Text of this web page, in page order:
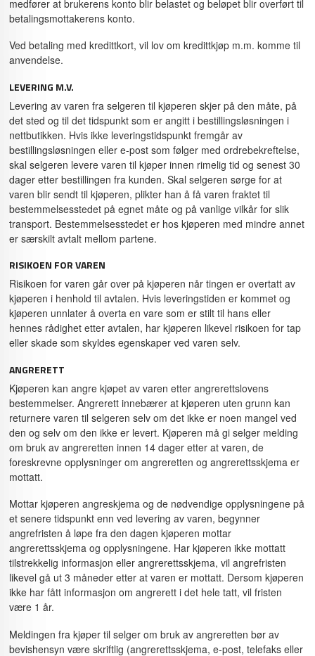
medfører at brukerens konto blir belastet og beløpet blir overført til
betalingsmottakerens konto.
Ved betaling med kredittkort, vil lov om kredittkjøp m.m. komme til
anvendelse.
LEVERING M.V.
Levering av varen fra selgeren til kjøperen skjer på den måte, på
det sted og til det tidspunkt som er angitt i bestillingsløsningen i
nettbutikken. Hvis ikke leveringstidspunkt fremgår av
bestillingsløsningen eller e-post som følger med ordrebekreftelse,
skal selgeren levere varen til kjøper innen rimelig tid og senest 30
dager etter bestillingen fra kunden. Skal selgeren sørge for at
varen blir sendt til kjøperen, plikter han å få varen fraktet til
bestemmelsesstedet på egnet måte og på vanlige vilkår for slik
transport. Bestemmelsesstedet er hos kjøperen med mindre annet
er særskilt avtalt mellom partene.
RISIKOEN FOR VAREN
Risikoen for varen går over på kjøperen når tingen er overtatt av
kjøperen i henhold til avtalen. Hvis leveringstiden er kommet og
kjøperen unnlater å overta en vare som er stilt til hans eller
hennes rådighet etter avtalen, har kjøperen likevel risikoen for tap
eller skade som skyldes egenskaper ved varen selv.
ANGRERETT
Kjøperen kan angre kjøpet av varen etter angrerettslovens
bestemmelser. Angrerett innebærer at kjøperen uten grunn kan
returnere varen til selgeren selv om det ikke er noen mangel ved
den og selv om den ikke er levert. Kjøperen må gi selger melding
om bruk av angreretten innen 14 dager etter at varen, de
foreskrevne opplysninger om angreretten og angrerettsskjema er
mottatt.
Mottar kjøperen angreskjema og de nødvendige opplysningene på
et senere tidspunkt enn ved levering av varen, begynner
angrefristen å løpe fra den dagen kjøperen mottar
angrerettsskjema og opplysningene. Har kjøperen ikke mottatt
tilstrekkelig informasjon eller angrerettsskjema, vil angrefristen
likevel gå ut 3 måneder etter at varen er mottatt. Dersom kjøperen
ikke har fått informasjon om angrerett i det hele tatt, vil fristen
være 1 år.
Meldingen fra kjøper til selger om bruk av angreretten bør av
bevishensyn være skriftlig (angrerettsskjema, e-post, telefaks eller